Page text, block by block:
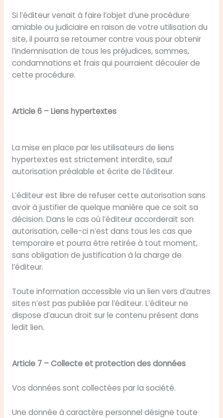
Si l’éditeur venait à faire l’objet d’une procédure
amiable ou judiciaire en raison de votre utilisation du
site, il pourra se retourner contre vous pour obtenir
l’indemnisation de tous les préjudices, sommes,
condamnations et frais qui pourraient découler de
cette procédure.
Article 6 – Liens hypertextes
La mise en place par les utilisateurs de liens
hypertextes est strictement interdite, sauf
autorisation préalable et écrite de l’éditeur.
L’éditeur est libre de refuser cette autorisation sans
avoir à justifier de quelque manière que ce soit sa
décision. Dans le cas où l’éditeur accorderait son
autorisation, celle-ci n’est dans tous les cas que
temporaire et pourra être retirée à tout moment,
sans obligation de justification à la charge de
l’éditeur.
Toute information accessible via un lien vers d’autres
sites n’est pas publiée par l’éditeur. L’éditeur ne
dispose d’aucun droit sur le contenu présent dans
ledit lien.
Article 7 – Collecte et protection des données
Vos données sont collectées par la société.
Une donnée à caractère personnel désigne toute